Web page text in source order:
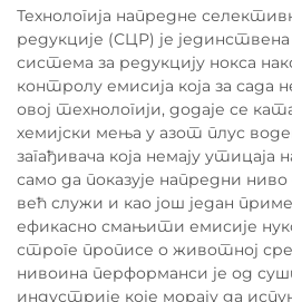
Технологија напредне
редукције (СЦР) је
система за редукцију нокса
контролу емисија која за сада
овој технологији, додаје се
хемијски мења у азот плус
загађивача која немају утицаја
само да показује напредни
већ служи и као још један
ефикасно смањити емисије
строге прописе о животној
нивоина перформанси је од
индустрије које морају да